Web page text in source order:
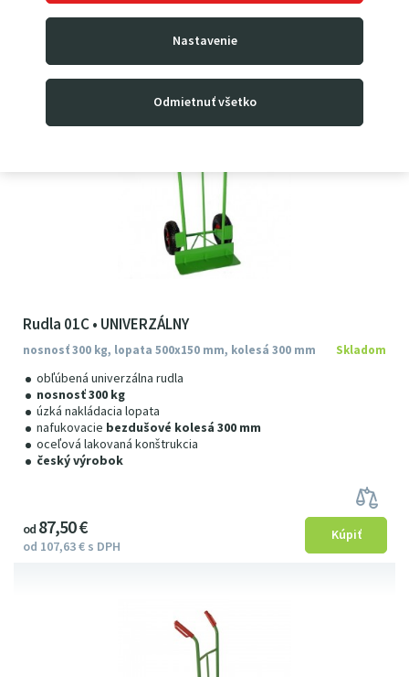
Nastavenie
Odmietnuť všetko
Rudla 01C • UNIVERZÁLNY
nosnosť 300 kg, lopata 500x150 mm, kolesá 300 mm
obľúbená univerzálna rudla
nosnosť 300 kg
úzká nakládacia lopata
nafukovacie bezdušové kolesá 300 mm
oceľová lakovaná konštrukcia
český výrobok
Skladom
od 87 50€
od 107 63€ s DPH